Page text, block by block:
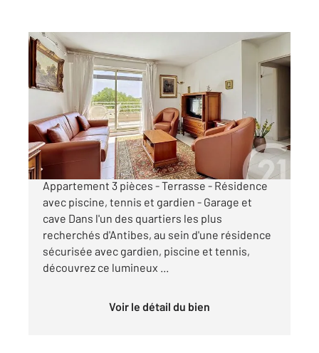
ANTIBES 06
73,92 m
2, 3 pièces
Ref : 38236
Appartement T3 à vendre
433 000 €
ANTIBES - BRÉGUIÈRES - EXCLUSIVITE
Appartement 3 pièces - Terrasse - Résidence
avec piscine, tennis et gardien - Garage et
cave Dans l'un des quartiers les plus
recherchés d'Antibes, au sein d'une résidence
sécurisée avec gardien, piscine et tennis,
découvrez ce lumineux ...
Voir le détail du bien